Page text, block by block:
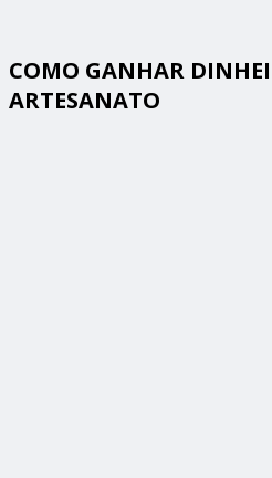
COMO GANHAR
ARTESANATO